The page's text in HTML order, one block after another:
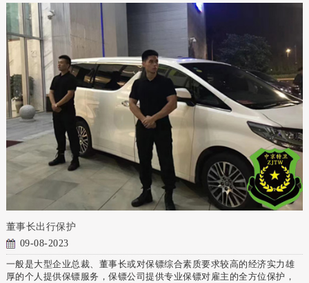
董事长出行保护
09-08-2023
一般是大型企业总裁、董事长或对保镖综合素质要求较高的经济实力雄
厚的个人提供保镖服务，保镖公司提供专业保镖对雇主的全方位保护，